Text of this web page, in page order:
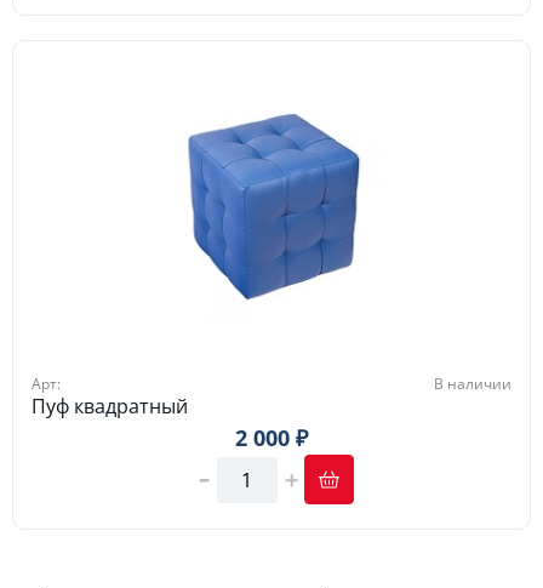
Арт: В наличии
Пуф квадратный
2 000 ₽